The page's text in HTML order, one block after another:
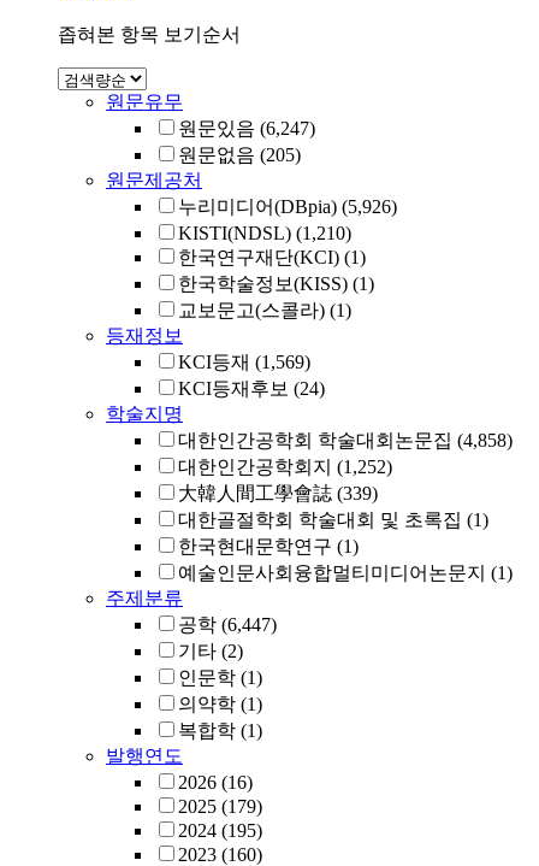
좁혀본 항목 보기순서
원문유무
원문있음 (6,247)
원문없음 (205)
원문제공처
누리미디어(DBpia) (5,926)
KISTI(NDSL) (1,210)
한국연구재단(KCI) (1)
한국학술정보(KISS) (1)
교보문고(스콜라) (1)
등재정보
KCI등재 (1,569)
KCI등재후보 (24)
학술지명
대한인간공학회 학술대회논문집 (4,858)
대한인간공학회지 (1,252)
大韓人間工學會誌 (339)
대한골절학회 학술대회 및 초록집 (1)
한국현대문학연구 (1)
예술인문사회융합멀티미디어논문지 (1)
주제분류
공학 (6,447)
기타 (2)
인문학 (1)
의약학 (1)
복합학 (1)
발행연도
2026 (16)
2025 (179)
2024 (195)
2023 (160)